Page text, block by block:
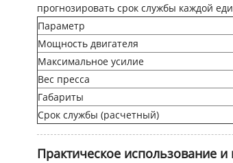
прогнозировать срок службы каждой
Параметр
Мощность двигателя
Максимальное усилие
Вес пресса
Габариты
Срок службы (расчетный)
Практическое использование и